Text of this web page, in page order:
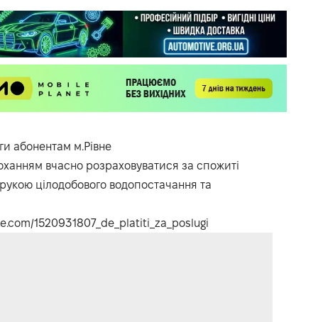
абонентам м.Рівне
вчасно розраховуватися за спожиті
цілодобового водопостачання та
1520931807_de_platiti_za_poslugi